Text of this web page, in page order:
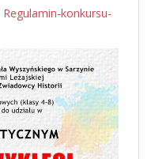
Regulamin-konkursu-